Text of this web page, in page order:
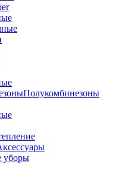
Полукомбинезоны
уборы